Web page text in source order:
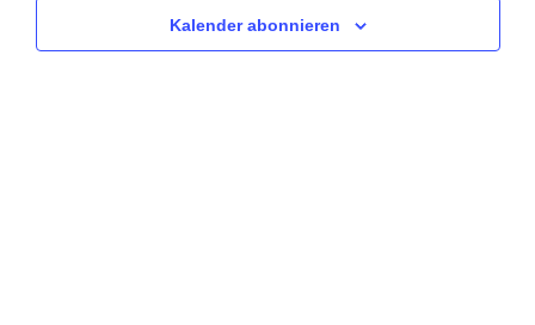
Kalender abonnieren